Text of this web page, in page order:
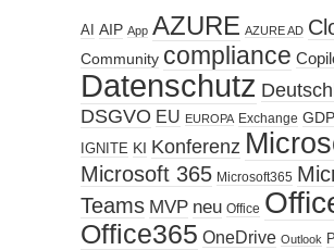
AI AIP App AZURE AZURE AD
Community compliance
Datenschutz
DSGVO EU EUROPA Exchange
IGNITE KI Konferenz
Microsoft 365 Microsoft365
Teams MVP neu Office
Office365 OneDrive Outlook